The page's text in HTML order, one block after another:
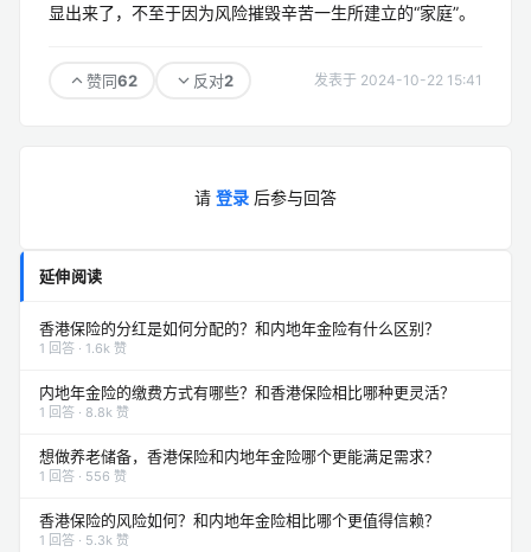
显出来了，不至于因为风险摧毁辛苦一生所建立的“家庭”。
赞同62 反对2 发表于 2024-10-22 15:41
请 登录 后参与回答
延伸阅读
香港保险的分红是如何分配的？和内地年金险有什么区别？
1 回答 · 1.6k 赞
内地年金险的缴费方式有哪些？和香港保险相比哪种更灵活？
1 回答 · 8.8k 赞
想做养老储备，香港保险和内地年金险哪个更能满足需求？
1 回答 · 556 赞
香港保险的风险如何？和内地年金险相比哪个更值得信赖？
1 回答 · 5.3k 赞